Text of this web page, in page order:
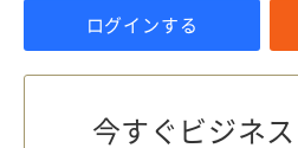
ログインする
今すぐビジネ